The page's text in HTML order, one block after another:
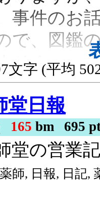
・空中ミ
・空中牧
開発・し
グ・プリ
にんじん
酒樽カン
宙缶・に
んっは酒
事件のお
で、図鑑
せん。い
的には1
ストーリ
ームのプ
きなも
ップ＋さ
文字 (平均
堂日報
165 bm 695
の営業
師, 日報, 日記,